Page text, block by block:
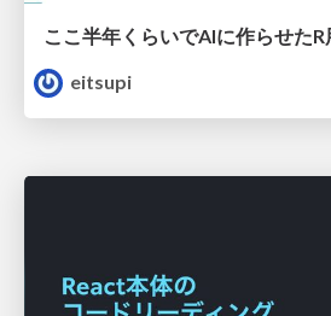
ここ半年くらいでAIに作らせた
eitsupi